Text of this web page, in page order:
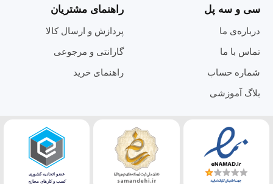
سی و سه پل
درباره‌ی ما
تماس با ما
شماره حساب
بلاگ آموزشی
راهنمای مشتریان
پردازش و ارسال کالا
گارانتی و مرجوعی
راهنمای خرید